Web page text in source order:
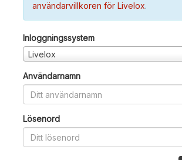
användarvillkoren för Livelox.
Inloggningssystem
Livelox
Användarnamn
Lösenord